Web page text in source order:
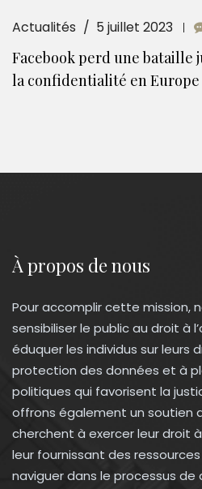
Actualités 5 juillet 2023
Facebook perd une bataille
la confidentialité en Europe
À propos de nous
Pour accomplir cette mission,
sensibiliser le public au droit à
éduquer les individus sur leurs
protection des données et à
politiques qui favorisent la
offrons également un soutien
cherchent à exercer leur droit à
leur fournissant des
naviguer dans le processus de